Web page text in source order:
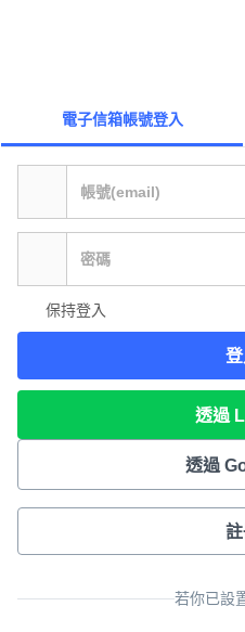
電子信箱帳號登入
保持登入
透過
透過
若你已設